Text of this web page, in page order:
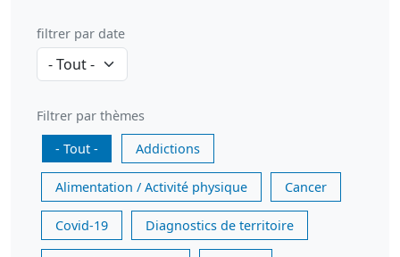
filtrer par date
Filtrer par thèmes
- Tout -
Addictions
Alimentation / Activité physique Cancer
Covid-19 Diagnostics de territoire